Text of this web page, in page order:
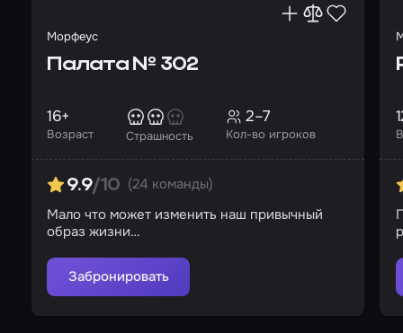
Морфеус
Палата № 302
Возраст
16+
Страшность Кол-во игроков
2–7
9.9/10 (24 команды)
Мало что может изменить наш привычный
образ жизни…
Забронировать